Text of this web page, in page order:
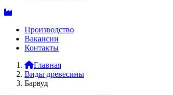
Производство
Вакансии
Контакты
Главная
Виды древесины
Барвуд